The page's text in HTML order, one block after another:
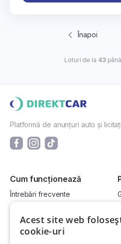
Înapoi
Loturi de la 43
Platformă de anunțuri auto și
Cum funcționează
Întrebări frecvente
Cum vând la licitație?
Acest site web
cookie-uri